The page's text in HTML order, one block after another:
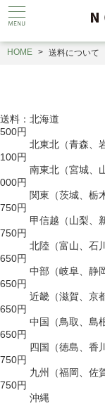
HOME 送料について
送料
500円
北東北（
100円
南東北（
000円
関東（茨城、栃
750円
甲信越（
750円
北陸（
650円
中部（岐
650円
近畿（滋賀、
650円
中国（鳥取
650円
四国（徳
750円
九州（福岡、佐
750円